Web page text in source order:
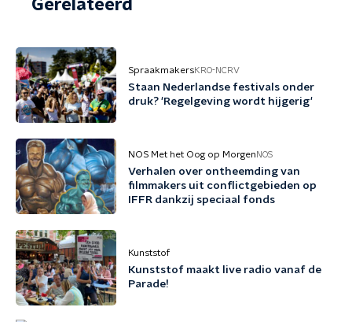
Gerelateerd
SpraakmakersKRO-NCRV
Staan Nederlandse festivals onder
druk? 'Regelgeving wordt hijgerig'
NOS Met het Oog op Morgen NOS
Verhalen over ontheemding van
filmmakers uit conflictgebieden op
IFFR dankzij speciaal fonds
Kunststof
Kunststof maakt live radio vanaf de
Parade!